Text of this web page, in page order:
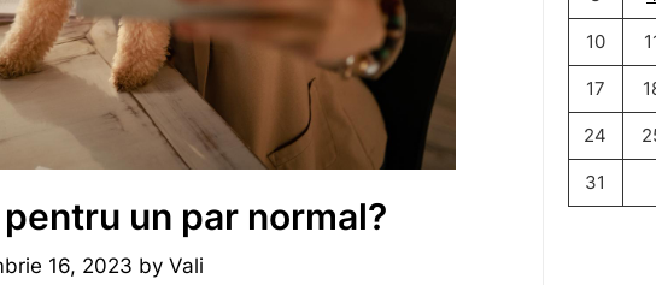
un par normal?
16, 2023 byVali
10
17
24
31